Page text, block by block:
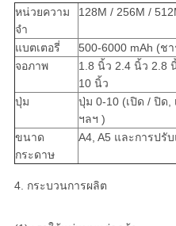
หน่วยความ
จำ
128M / 256M /
แบตเตอรี่
500-6000 mAh (ช
จอภาพ
1.8 นิ้ว 2.4 นิ้ว 2.8
10 นิ้ว
ปุ่ม
ปุ่ม 0-10 (เปิด / ปิด,
ฯลฯ )
ขนาด
กระดาษ
A4, A5 และการปรั
4. กระบวนการผลิต